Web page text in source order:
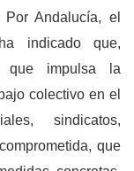
Andalucía, el
indicado que,
que impulsa la
colectivo en el
sindicatos,
que